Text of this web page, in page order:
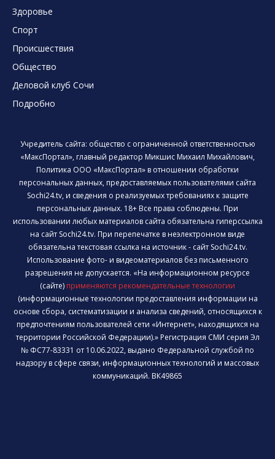
Здоровье
Спорт
Происшествия
Общество
Деловой клуб Сочи
Подробно
Учредитель сайта: общество с ограниченной ответственностью
«МаксПортал», главный редактор Микшис Михаил Михайлович,
Политика ООО «МаксПортал» в отношении обработки
персональных данных, предоставляемых пользователями сайта
Sochi24.tv, и сведения о реализуемых требованиях к защите
персональных данных. 18+ Все права соблюдены. При
использовании любых материалов сайта обязательна гиперссылка
на сайт Sochi24.tv. При перепечатке в неэлектронном виде
обязательна текстовая ссылка на источник - сайт Sochi24.tv.
Использование фото- и видеоматериалов без письменного
разрешения не допускается. «На информационном ресурсе
(сайте) применяются рекомендательные технологии
(информационные технологии предоставления информации на
основе сбора, систематизации и анализа сведений, относящихся к
предпочтениям пользователей сети «Интернет», находящихся на
территории Российской Федерации).» Регистрация СМИ серия Эл
№ ФС77-83331 от 10.06.2022, выдано Федеральной службой по
надзору в сфере связи, информационных технологий и массовых
коммуникаций. ВК49865